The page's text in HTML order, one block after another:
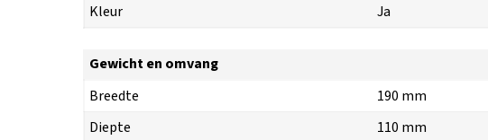
Kleur
Ja
Gewicht en omvang
Breedte
190 mm
Diepte
110 mm